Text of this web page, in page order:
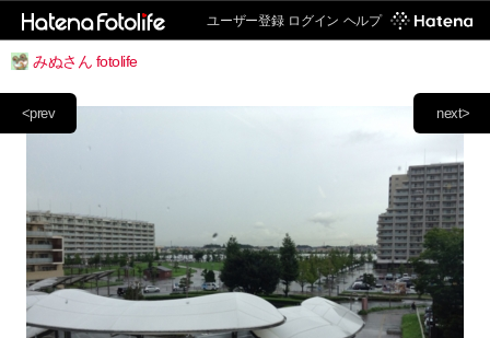
ユーザー登録 ログイン ヘルプ
みぬさん fotolife
next>
<prev